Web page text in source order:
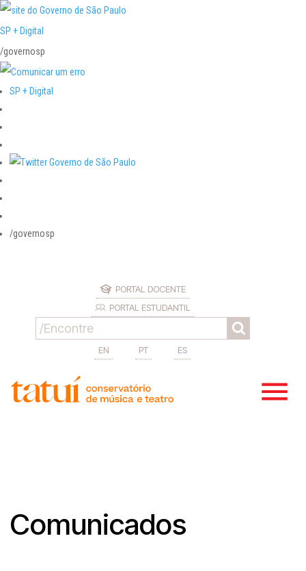
SP + Digital
/governosp
SP + Digital
/governosp
PORTAL DOCENTE
PORTAL ESTUDANTIL
EN PT ES
Comunicados